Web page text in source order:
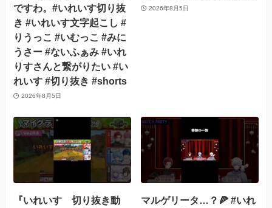
ですわ。#いれいす切り抜
き #いれいす文字起こし #
りうっこ #いむっこ #みに
うさー #ないふぁみ #いれ
りすさんと繋がりたい #い
れいす #切り抜き #shorts
2026年8月5日
2026年8月5日
『いれいす 切り抜き動
マルゲリータ…？🍕 #いれ